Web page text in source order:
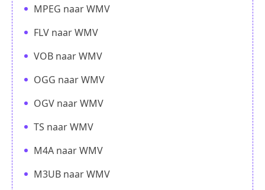
MPEG naar WMV
FLV naar WMV
VOB naar WMV
OGG naar WMV
OGV naar WMV
TS naar WMV
M4A naar WMV
M3UB naar WMV